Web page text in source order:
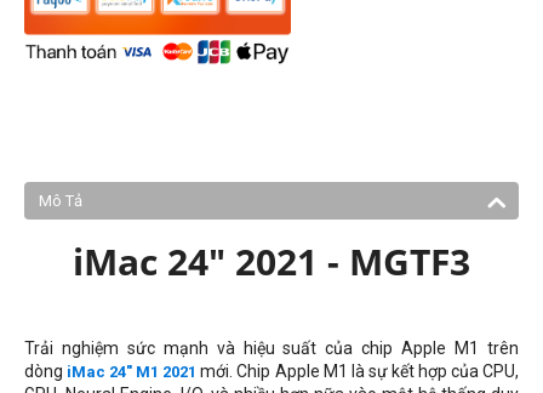
Mô Tả
iMac 24" 2021 - MGTF3
Trải nghiệm sức mạnh và hiệu suất của chip Apple M1 trên
dòng iMac 24" M1 2021 mới. Chip Apple M1 là sự kết hợp của CPU,